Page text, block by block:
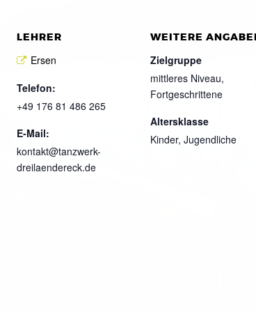
LEHRER
Ersen
Telefon:
+49 176 81 486 265
E-Mail:
kontakt@tanzwerk-
dreilaendereck.de
WEITERE
Zielgruppe
mittleres Niveau,
Fortgeschrittene
Altersklasse
Kinder, Jugendliche